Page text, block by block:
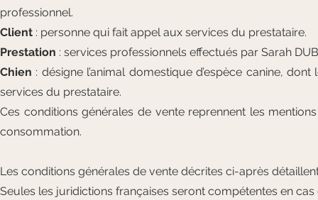
professionnel.
Client : personne qui fait appel aux services du prestataire.
Prestation : services professionnels effectués par Sarah
Chien : désigne l’animal domestique d’espèce canine,
services du prestataire.
Ces conditions générales de vente reprennent les
consommation.
Les conditions générales de vente décrites ci-après
Seules les juridictions françaises seront compétentes en cas